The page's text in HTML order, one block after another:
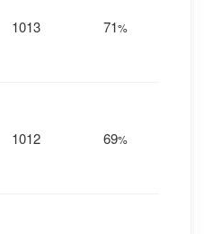
1013 71%
1012 69%